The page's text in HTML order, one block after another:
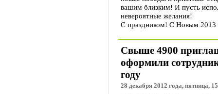
вашим близким! И пусть
невероятные желания!
С праздником! С Новым 2013
Свыше 4900
оформили
году
28 декабря 2012 года, пятница,